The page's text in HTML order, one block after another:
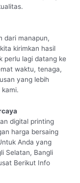
dari manapun,
kirimkan hasil
perlu lagi datang ke
waktu, tenaga,
yang lebih
digital printing
harga bersaing
Anda yang
Selatan, Bangli
Berikut Info